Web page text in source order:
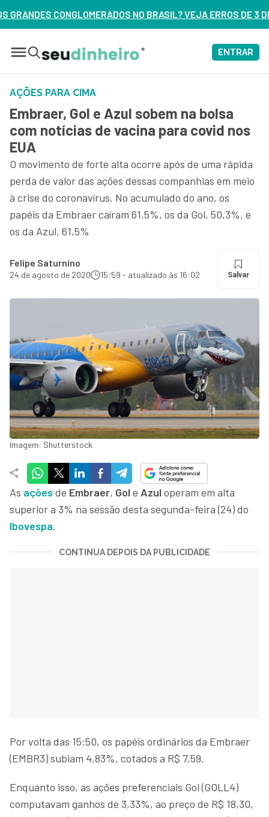
NO BRASIL? VEJA ERROS DE 3 DELES – ASSISTA AGORA
ENTRAR
AÇÕES PARA CIMA
Embraer, Gol e Azul sobem na bolsa
com notícias de vacina para covid nos
EUA
O movimento de forte alta ocorre após de uma rápida
perda de valor das ações dessas companhias em meio
à crise do coronavírus. No acumulado do ano, os
papéis da Embraer caíram 61,5%, os da Gol, 50,3%, e
os da Azul, 61,5%
Felipe Saturnino
24 de agosto de 2020 15:59 - atualizado às 16:02 Salvar
Imagem: Shutterstock
As ações de Embraer, Gol e Azul operam em alta
superior a 3% na sessão desta segunda-feira (24) do
Ibovespa.
CONTINUA DEPOIS DA PUBLICIDADE
Por volta das 15:50, os papéis ordinários da Embraer
(EMBR3) subiam 4,83%, cotados a R$ 7,59.
Enquanto isso, as ações preferenciais Gol (GOLL4)
computavam ganhos de 3,33%, ao preço de R$ 18,30,